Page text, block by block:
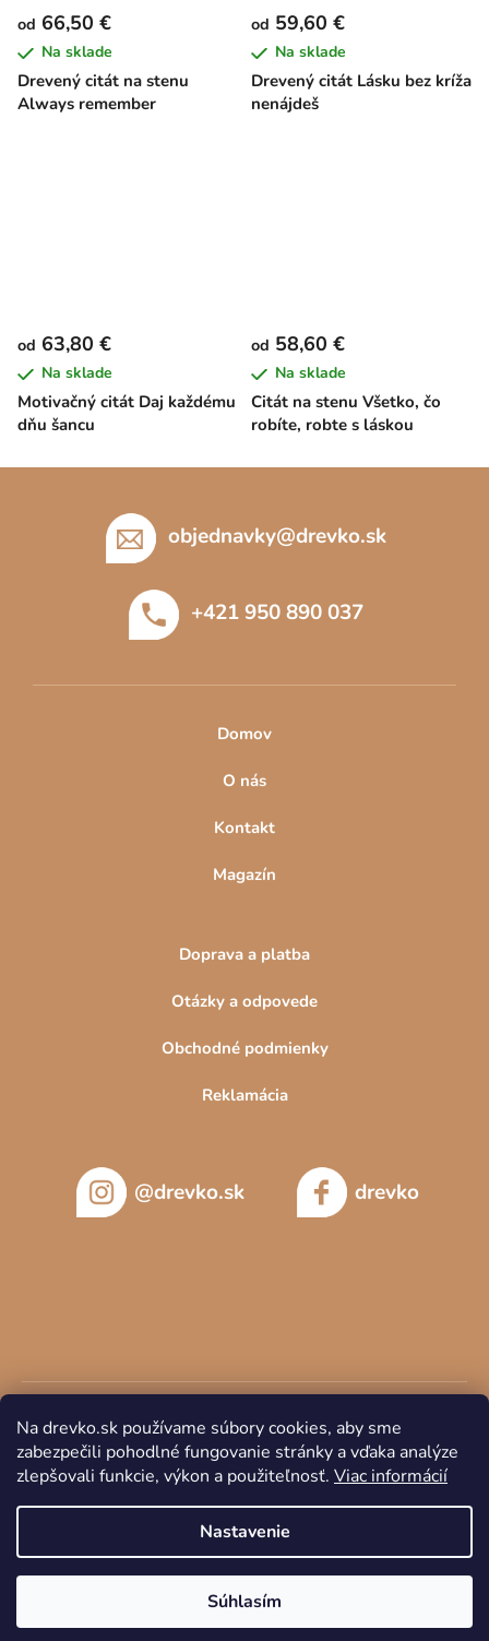
Na drevko.sk používame súbory cookies, aby sme
zabezpečili pohodlné fungovanie stránky a vďaka analýze
zlepšovali funkcie, výkon a použiteľnosť. Viac informácií
Nastavenie
Súhlasím
Drevený citát na stenu
Always remember
od 66,50 €
Na sklade
Drevený citát Lásku bez kríža
nenájdeš
od 59,60 €
Na sklade
Motivačný citát Daj každému
dňu šancu
od 63,80 €
Na sklade
Citát na stenu Všetko, čo
robíte, robte s láskou
od 58,60 €
Na sklade
objednavky@drevko.sk
+421 950 890 037
Domov
O nás
Kontakt
Magazín
Doprava a platba
Otázky a odpovede
Obchodné podmienky
Reklamácia
@drevko.sk drevko
Vytvoril Shoptet